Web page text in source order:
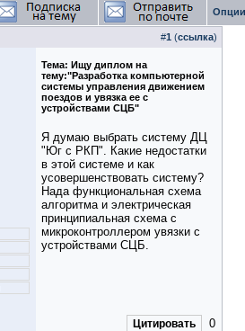
#1 (ссылка)
Тема: Ищу диплом на
тему:"Разработка компьютерной
системы управления движением
поездов и увязка ее с
устройствами СЦБ"
Я думаю выбрать систему ДЦ
"Юг с РКП". Какие недостатки
в этой системе и как
усовершенствовать систему?
Нада функциональная схема
алгоритма и электрическая
принципиальная схема с
микроконтроллером увязки с
устройствами СЦБ.
Цитировать 0